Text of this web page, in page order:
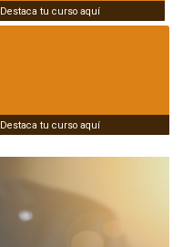
Destaca tu curso aquí
Destaca tu curso aquí